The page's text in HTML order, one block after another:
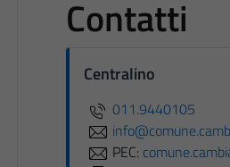
Contatti
Centralino
011.9440105
PEC: